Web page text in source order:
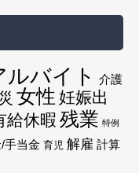
バイト 介護
女性 妊娠出
給休暇 残業 特例
手当金 育児 解雇 計算